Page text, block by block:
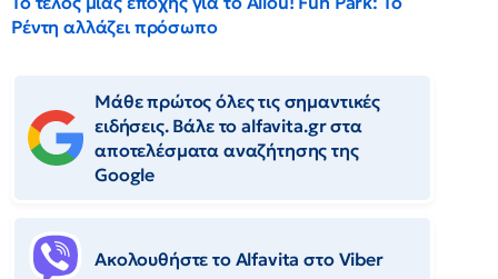
Ρέντη αλλάζει πρόσωπο
Μάθε πρώτος όλες τις σημαντικές
ειδήσεις. Βάλε το alfavita.gr στα
αποτελέσματα αναζήτησης της
Google
Ακολουθήστε το Αlfavita στο Viber